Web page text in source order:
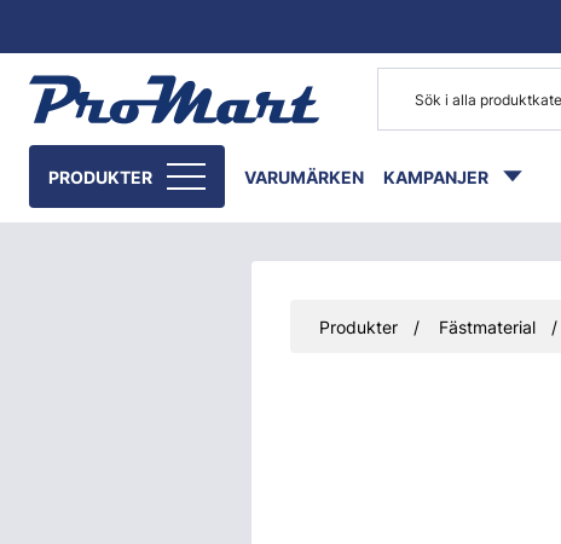
PRODUKTER VARUMÄRKEN KAMPANJER
Produkter Fästmaterial